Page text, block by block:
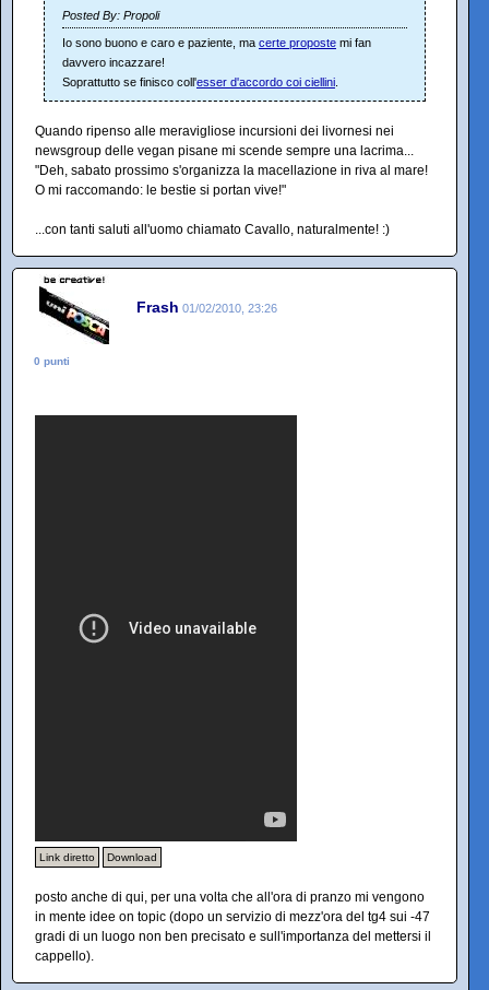
Posted By: Propoli
Io sono buono e caro e paziente, ma certe proposte mi fan
davvero incazzare!
Soprattutto se finisco coll'esser d'accordo coi ciellini
Quando ripenso alle meravigliose incursioni dei livornesi nei
newsgroup delle vegan pisane mi scende sempre una lacrima...
"Deh, sabato prossimo s'organizza la macellazione in riva al mare!
O mi raccomando: le bestie si portan vive!"
...con tanti saluti all'uomo chiamato Cavallo, naturalmente! :)
Frash 01/02/2010, 23:26
0 punti
Link diretto Download
posto anche di qui, per una volta che all'ora di pranzo mi vengono
in mente idee on topic (dopo un servizio di mezz'ora del tg4 sui -47
gradi di un luogo non ben precisato e sull'importanza del mettersi il
cappello).